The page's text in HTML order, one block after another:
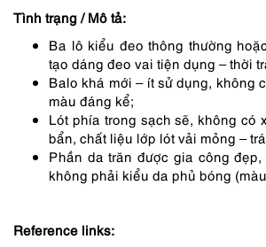
Tình trạng / Mô tả:
Ba lô kiểu đeo thông thường
tạo dáng đeo vai tiện dụng – thời
Balo khá mới – ít sử dụng, không
màu đáng kể;
Lót phía trong sạch sẽ, không có
bẩn, chất liệu lớp lót vải mỏng –
Phần da trăn được gia công
không phải kiểu da phủ bóng
Reference links: